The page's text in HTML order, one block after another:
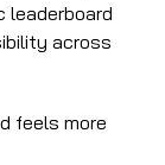
leaderboard
across
feels more